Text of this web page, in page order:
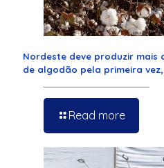
Nordeste deve produzir mais
de algodão pela primeira
Read more